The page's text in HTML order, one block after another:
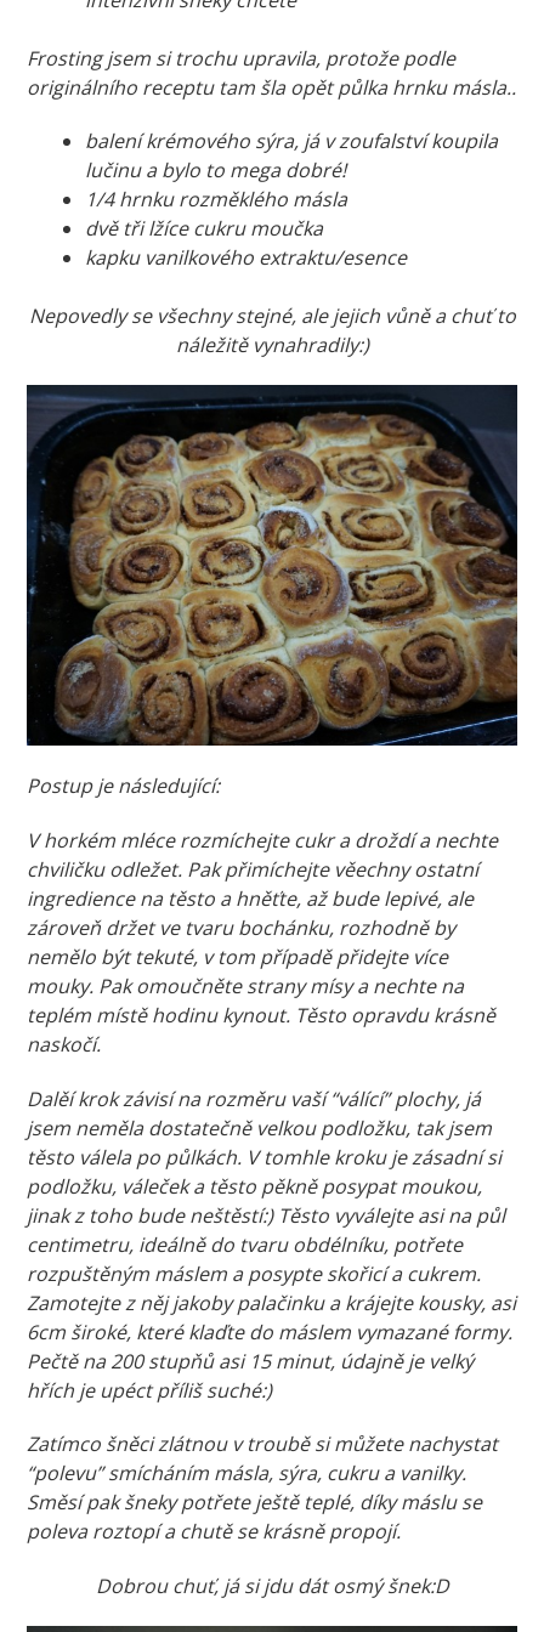
Frosting jsem si trochu upravila, protože podle
originálního receptu tam šla opět půlka hrnku másla..
balení krémového sýra, já v zoufalství koupila
lučinu a bylo to mega dobré!
1/4 hrnku rozměklého másla
dvě tři lžíce cukru moučka
kapku vanilkového extraktu/esence
Nepovedly se všechny stejné, ale jejich vůně a chuť to
náležitě vynahradily:)
Postup je následující:
V horkém mléce rozmíchejte cukr a droždí a nechte
chviličku odležet. Pak přimíchejte věechny ostatní
ingredience na těsto a hněťte, až bude lepivé, ale
zároveň držet ve tvaru bochánku, rozhodně by
nemělo být tekuté, v tom případě přidejte více
mouky. Pak omoučněte strany mísy a nechte na
teplém místě hodinu kynout. Těsto opravdu krásně
naskočí.
Dalěí krok závisí na rozměru vaší “válící” plochy, já
jsem neměla dostatečně velkou podložku, tak jsem
těsto válela po půlkách. V tomhle kroku je zásadní si
podložku, váleček a těsto pěkně posypat moukou,
jinak z toho bude neštěstí:) Těsto vyválejte asi na půl
centimetru, ideálně do tvaru obdélníku, potřete
rozpuštěným máslem a posypte skořicí a cukrem.
Zamotejte z něj jakoby palačinku a krájejte kousky, asi
6cm široké, které klaďte do máslem vymazané formy.
Pečtě na 200 stupňů asi 15 minut, údajně je velký
hřích je upéct příliš suché:)
Zatímco šněci zlátnou v troubě si můžete nachystat
“polevu” smícháním másla, sýra, cukru a vanilky.
Směsí pak šneky potřete ještě teplé, díky máslu se
poleva roztopí a chutě se krásně propojí.
Dobrou chuť, já si jdu dát osmý šnek:D